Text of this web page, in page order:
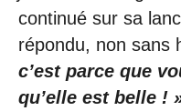
continué sur sa
répondu, non sans
c’est parce que
qu’elle est belle !